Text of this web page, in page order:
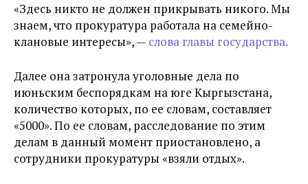
«Здесь никто не должен прикрывать никого. Мы
знаем, что прокуратура работала на семейно-
клановые интересы», — слова главы государства.
Далее она затронула уголовные дела по
июньским беспорядкам на юге Кыргызстана,
количество которых, по ее словам, составляет
«5000». По ее словам, расследование по этим
делам в данный момент приостановлено, а
сотрудники прокуратуры «взяли отдых».